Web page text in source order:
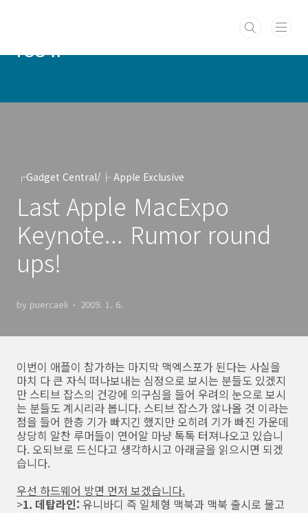
PUERCAELI :: cotidie hodie
res ::
┌Gadget Central/├ Apple Exclusive
Last Apple MacExpo
Keynote... Rumor round
ups!
by puercaeli 2009. 1. 6.
이번이 애플이 참가하는 마지막 맥엑스포가 된다는 사실을
마치 다 큰 자식 떠나보내는 심정으로 보시는 분들도 있겠지
만 스티브 잡스의 건강에 의구심을 들어 우려의 눈으로 보시
는 분들도 계시리라 봅니다. 스티브 잡스가 않나올 것 이라는
점을 들어 한층 기가 빠지긴 했지만 오히려 기가 빠진 가운데
상당히 알찬 루머들이 연어알 마냥 톡톡 터져나오고 있습니
다. 오되브로 드신다고 생각하시고 아래글을 읽으시면 되겠
습니다.
우선 하드웨어 방면 먼저 보겠습니다.
>1. 데탑라인: 유니바디 즉 일체형 맥북과 맥북 출시로 물고